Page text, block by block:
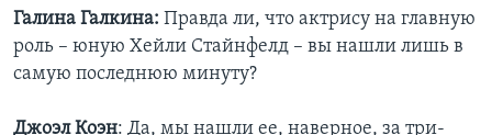
Галина Галкина: Правда ли, что актрису на главную
роль – юную Хейли Стайнфелд – вы нашли лишь в
самую последнюю минуту?
Джоэл Коэн: Да, мы нашли ее, наверное, за три-